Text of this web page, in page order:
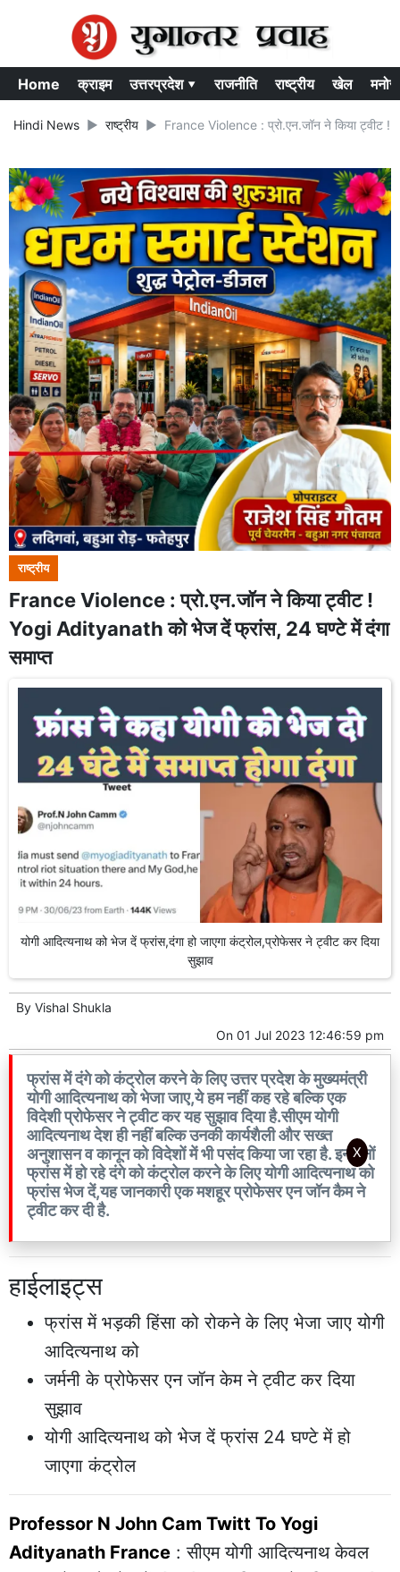
Home क्राइम उत्तरप्रदेश ▾ राजनीति राष्ट्रीय खेल
Hindi News राष्ट्रीय France Violence : प्रो.एन.जॉन ने किया ट्वीट
राष्ट्रीय
France Violence : प्रो.एन.जॉन ने किया ट्वीट !
Yogi Adityanath को भेज दें फ्रांस, 24 घण्टे में दंगा
समाप्त
योगी आदित्यनाथ को भेज दें फ्रांस,दंगा हो जाएगा कंट्रोल,प्रोफेसर ने ट्वीट कर दिया
सुझाव
By Vishal Shukla
On 01 Jul 2023 12:46:59 pm
फ्रांस में दंगे को कंट्रोल करने के लिए उत्तर प्रदेश के मुख्यमंत्री
योगी आदित्यनाथ को भेजा जाए,ये हम नहीं कह रहे बल्कि एक
विदेशी प्रोफेसर ने ट्वीट कर यह सुझाव दिया है.सीएम योगी
आदित्यनाथ देश ही नहीं बल्कि उनकी कार्यशैली और सख्त
अनुशासन व कानून को विदेशों में भी पसंद किया जा रहा है. इनदिनों
फ्रांस में हो रहे दंगे को कंट्रोल करने के लिए योगी आदित्यनाथ को
फ्रांस भेज दें,यह जानकारी एक मशहूर प्रोफेसर एन जॉन कैम ने
ट्वीट कर दी है.
हाईलाइट्स
फ्रांस में भड़की हिंसा को रोकने के लिए भेजा जाए योगी
आदित्यनाथ को
जर्मनी के प्रोफेसर एन जॉन केम ने ट्वीट कर दिया
सुझाव
योगी आदित्यनाथ को भेज दें फ्रांस 24 घण्टे में हो
जाएगा कंट्रोल
Professor N John Cam Twitt To Yogi
Adityanath France : सीएम योगी आदित्यनाथ केवल
X